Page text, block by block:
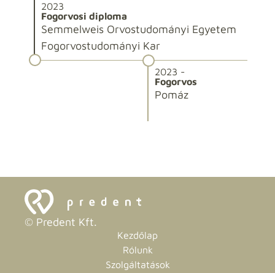
2023
Fogorvosi diploma
Semmelweis Orvostudományi Egyetem
Fogorvostudományi Kar
2023 -
Fogorvos
Pomáz
© Predent Kft.
Kezdőlap
Rólunk
Szolgáltatások